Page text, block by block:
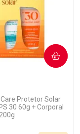
Desconto
sem Desconto
Care Protetor Solar
30 60g + Corporal
COMPRAR